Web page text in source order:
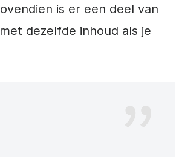
is er een deel van
dezelfde inhoud als je